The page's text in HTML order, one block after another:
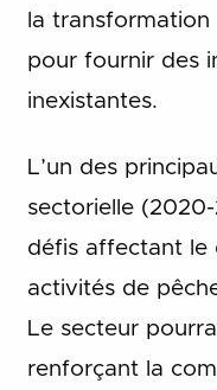
la
pour fournir des
inexistantes.
L’un des
sectorielle
défis affectant le
activités de
Le secteur
renforçant la